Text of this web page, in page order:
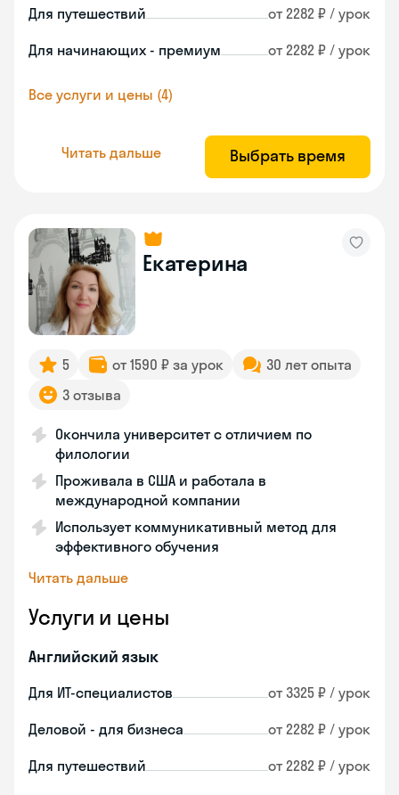
Для путешествий от 2282 ₽ / урок
Для начинающих - премиум от 2282 ₽ / урок
Все услуги и цены (4)
Читать дальше Выбрать время
Екатерина
5 от 1590 ₽ за урок
30 лет опыта
3 отзыва
Окончила университет с отличием по
филологии
Проживала в США и работала в
международной компании
Использует коммуникативный метод для
эффективного обучения
Читать дальше
Услуги и цены
Английский язык
Для ИТ-специалистов от 3325 ₽ / урок
Деловой - для бизнеса от 2282 ₽ / урок
Для путешествий от 2282 ₽ / урок